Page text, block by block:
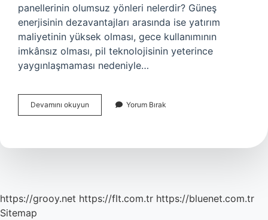
panellerinin olumsuz yönleri nelerdir? Güneş
enerjisinin dezavantajları arasında ise yatırım
maliyetinin yüksek olması, gece kullanımının
imkânsız olması, pil teknolojisinin yeterince
yaygınlaşmaması nedeniyle…
Devamını okuyun
Panelleri
Sebep
Yorum Bırak
https://grooy.net https://flt.com.tr https://bluenet.com.tr
Sitemap